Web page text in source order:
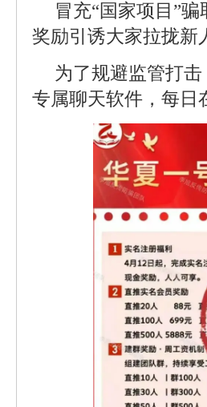
冒充“国家项目”
奖励引诱大家拉拢新
为了规避监管打
专属聊天软件，每日